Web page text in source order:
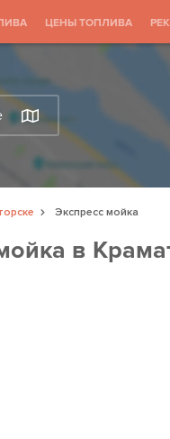
ЦЕНЫ ТОПЛИВА
Экспресс мойка
в